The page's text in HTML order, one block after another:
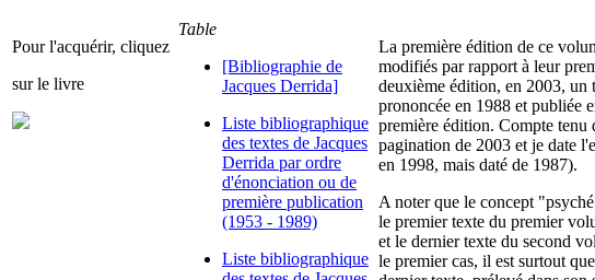
Pour l'acquérir, cliquez
sur le livre
Table
[Bibliographie de
Jacques Derrida]
Liste bibliographique
des textes de Jacques
Derrida par ordre
d'énonciation ou de
première publication
(1953 - 1989)
Liste bibliographique
La première édition de ce
modifiés par rapport à leur
deuxième édition, en 2003, un
prononcée en 1988 et publiée
première édition. Compte
pagination de 2003 et je date
en 1998, mais daté de 1987).
A noter que le concept
le premier texte du premier
et le dernier texte du second
le premier cas, il est surtout